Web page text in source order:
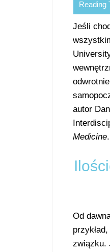
Jeśli
autor
Medicine.
Od
związku.